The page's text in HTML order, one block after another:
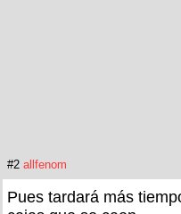
#2 allfenom
Pues tardará más